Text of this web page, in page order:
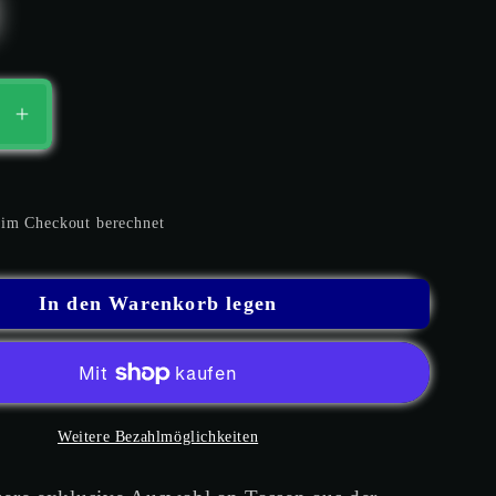
Erhöhe
die
für
1999-
Tassen
Limited
Vintage
Checkout berechnet
In den Warenkorb legen
Weitere Bezahlmöglichkeiten